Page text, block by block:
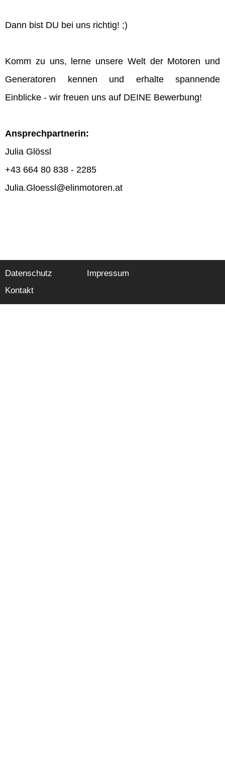
Dann bist DU bei uns richtig! ;)
Komm zu uns, lerne unsere Welt der Motoren und
Generatoren kennen und erhalte spannende
Einblicke - wir freuen uns auf DEINE Bewerbung!
Ansprechpartnerin:
Julia Glössl
+43 664 80 838 - 2285
Julia.Gloessl@elinmotoren.at
Datenschutz
Impressum
Kontakt